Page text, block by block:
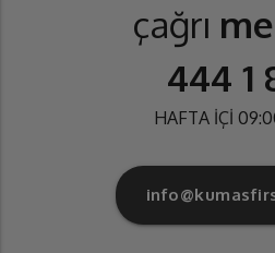
çağrı
444 1
HAFTA İÇİ